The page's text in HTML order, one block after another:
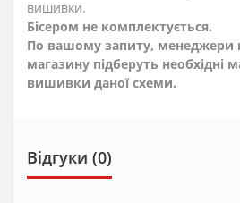
вишивки.
Бісером не комплектується.
По вашому запиту, менеджери
магазину підберуть необхідні
вишивки даної схеми.
Відгуки (0)